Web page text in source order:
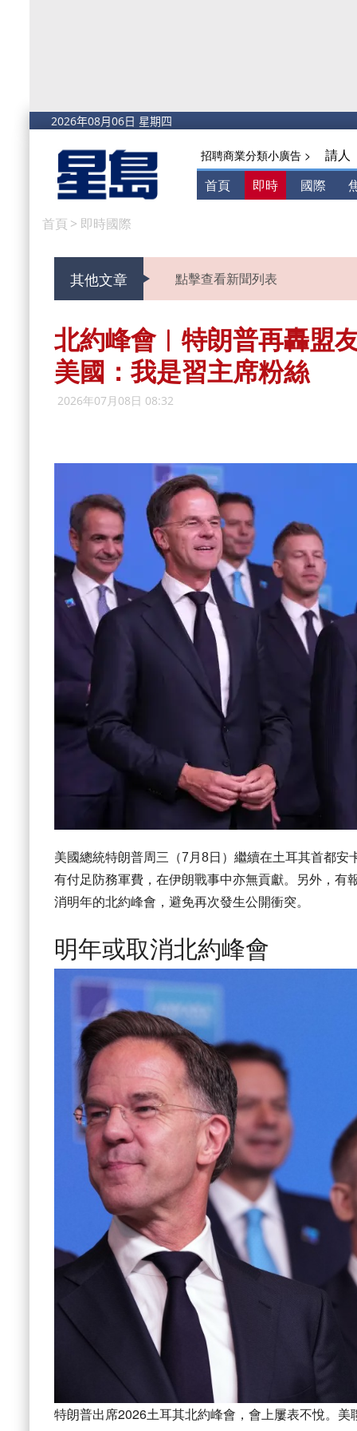
招聘商業分類小廣告 >
請人
首頁
即時 國際
首頁 > 即時國際
其他文章 點擊查看新聞列表
北約峰會︱特朗普再轟盟
美國：我是習主席粉絲
2026年07月08日 08:32
美國總統特朗普周三（7月8日）繼續在土耳其首都
有付足防務軍費，在伊朗戰事中亦無貢獻。另外，有
消明年的北約峰會，避免再次發生公開衝突。
明年或取消北約峰會
特朗普出席2026土耳其北約峰會，會上屢表不悅。美